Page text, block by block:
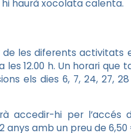
hi haurà xocolata calenta.
les diferents activitats
les 12.00 h. Un horari
els dies 6, 7, 24, 27,
accedir-hi per
anys amb un preu de 6,50